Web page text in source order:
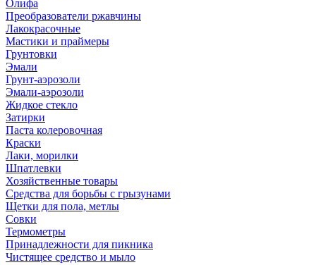
Олифа
Преобразователи ржавчины
Лакокрасочные
Мастики и праймеры
Грунтовки
Эмали
Грунт-аэрозоли
Эмали-аэрозоли
Жидкое стекло
Затирки
Паста колеровочная
Краски
Лаки, морилки
Шпатлевки
Хозяйственные товары
Средства для борьбы с грызунами
Щетки для пола, метлы
Совки
Термометры
Принадлежности для пикника
Чистящее средство и мыло